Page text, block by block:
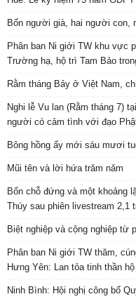
Bốn người già, hai người con,
Phân ban Ni giới TW khu vực
Trường hạ, hộ trì Tam Bảo
Rằm tháng Bảy ở Việt Nam,
Nghi lễ Vu lan (Rằm tháng 7)
người có cảm tình với đạo
Bông hồng ấy mới sáu mươi
Mũi tên và lời hứa trăm năm
Bốn chỗ đứng và một khoảng
Thúy sau phiên livestream 2,1
Biệt nghiệp và cộng nghiệp từ
Phân ban Ni giới TW thăm,
Hưng Yên: Lan tỏa tinh thần
Ninh Bình: Hội nghị công bố